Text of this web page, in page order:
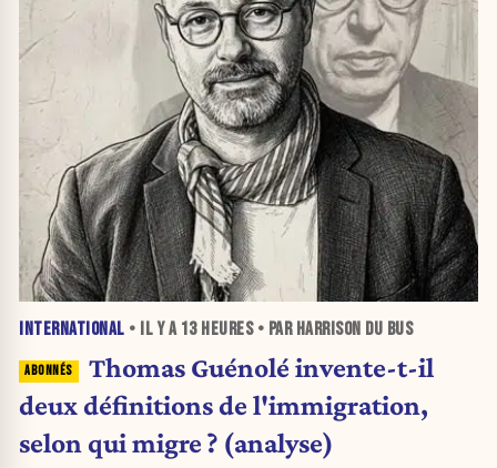
INTERNATIONAL • IL Y A 13 HEURES• PAR HARRISON DU BUS
Thomas Guénolé invente-t-il
deux définitions de l'immigration,
selon qui migre ? (analyse)